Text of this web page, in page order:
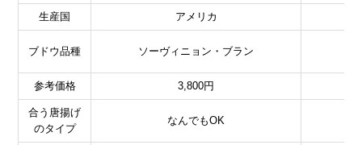
生産国 アメリカ
ブドウ品種 ソーヴィニョン・ブラン
参考価格 3,800円
合う唐揚げ
のタイプ
なんでもOK